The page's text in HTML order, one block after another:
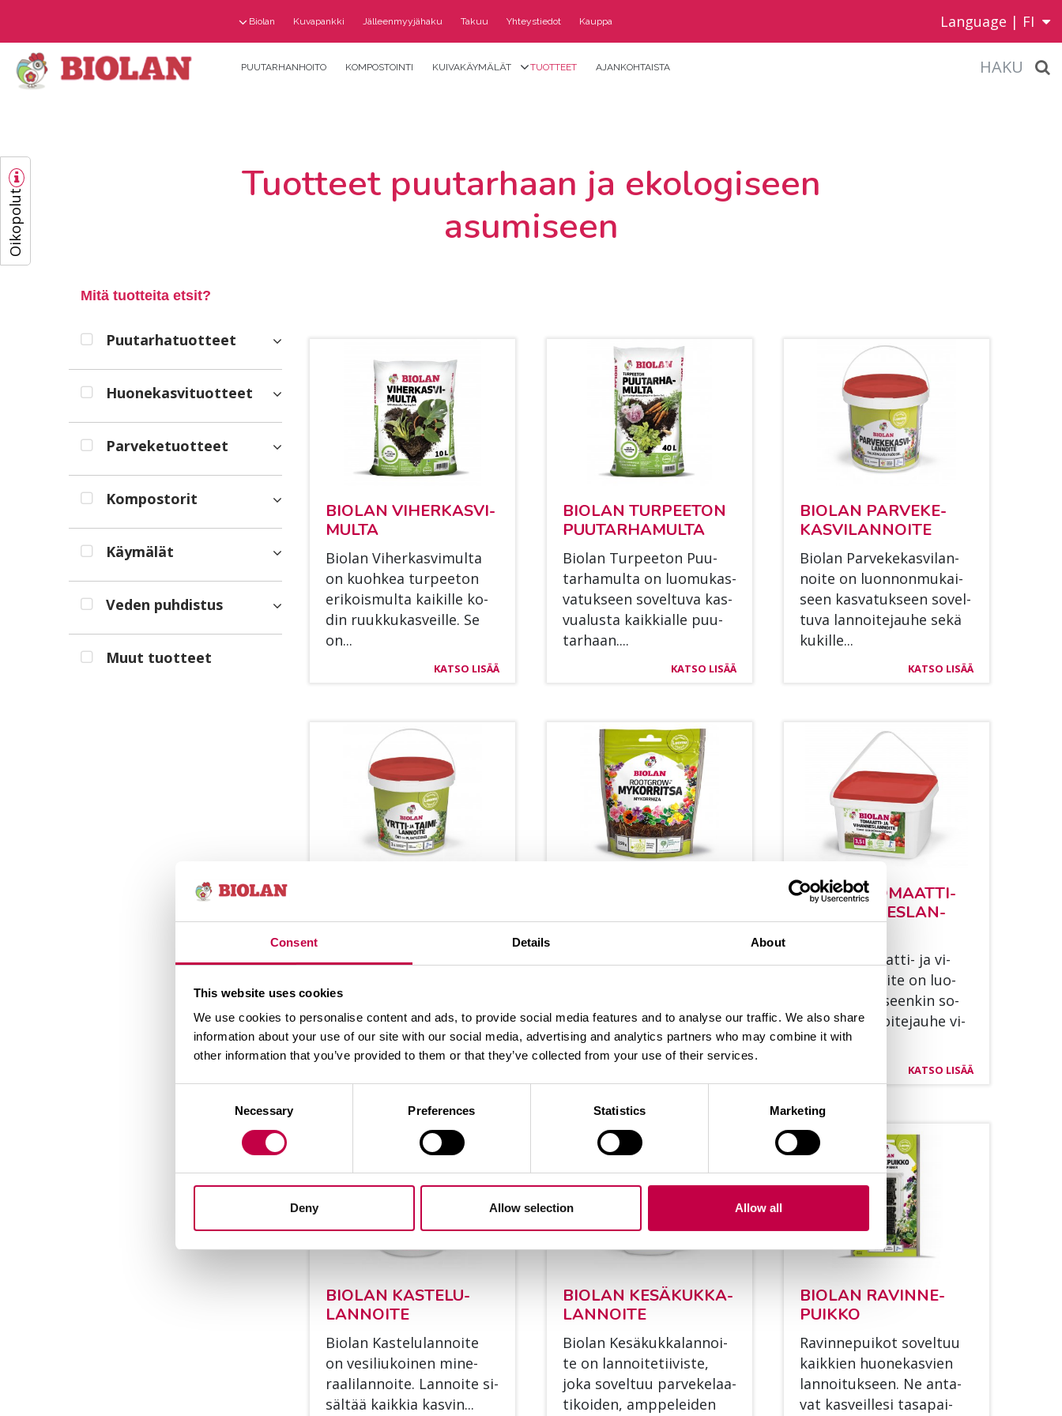
Consent Details About
This website uses cookies
We use cookies to personalise content and ads, to provide social media features and to analyse our traffic. We also share
information about your use of our site with our social media, advertising and analytics partners who may combine it with
other information that you’ve provided to them or that they’ve collected from your use of their services.
Necessary Preferences Statistics Marketing
Deny Allow selection Allow all
Oikopolut
Biolan Kuvapankki Jälleenmyyjähaku Takuu Yhteystiedot Kauppa Language | FI
PUUTARHANHOITO KOMPOSTOINTI KUIVAKÄYMÄLÄT TUOTTEET AJANKOHTAISTA HAKU
Tuotteet puutarhaan ja ekologiseen
asumiseen
Mitä tuotteita etsit?
Puutarhatuotteet
Huonekasvituotteet
Parveketuotteet
Kompostorit
Käymälät
Veden puhdistus
Muut tuotteet
BIO­LAN VI­HER­KAS­VI­
MUL­TA
Bio­lan Vi­her­kas­vi­mul­ta
on kuoh­kea tur­pee­ton
eri­kois­mul­ta kai­kil­le ko­
din ruuk­ku­kas­veil­le. Se
on...
KATSO LISÄÄ
BIO­LAN TUR­PEE­TON
PUU­TAR­HA­MUL­TA
Bio­lan Tur­pee­ton Puu­
tar­ha­mul­ta on luo­mu­kas­
va­tuk­seen so­vel­tu­va kas­
vua­lus­ta kaik­kial­le puu­
tar­haan....
KATSO LISÄÄ
BIO­LAN PAR­VE­KE­
KAS­VI­LAN­NOI­TE
Bio­lan Par­ve­ke­kas­vi­lan­
noi­te on luon­non­mu­kai­
seen kas­va­tuk­seen so­vel­
tu­va lan­noi­te­jau­he sekä
ku­kil­le...
KATSO LISÄÄ
noi­te on jau­he­mai­nen
teil­le ja tai­mil­le. Se...
kor­rit­sa on my­kor­rits­a­
BIO­LAN TO­MAAT­TI-
JA VI­HAN­NES­LAN­
Bio­lan To­maat­ti- ja vi­
han­nes­lan­noi­te on luo­
mu­kas­va­tuk­seen­kin so­
vel­tu­va lan­noi­te­jau­he vi­
han­nes­ten,...
KATSO LISÄÄ
BIO­LAN KAS­TE­LU­
LAN­NOI­TE
Bio­lan Kas­te­lu­lan­noi­te
on ve­si­liu­koi­nen mi­ne­
raa­li­lan­noi­te. Lan­noi­te si­
säl­tää kaik­kia kas­vin...
BIO­LAN KE­SÄ­KUK­KA­
LAN­NOI­TE
Bio­lan Ke­sä­kuk­ka­lan­noi­
te on lan­noi­te­tii­vis­te,
joka so­vel­tuu par­ve­ke­laa­
ti­koi­den, amp­pe­lei­den
BIO­LAN RA­VIN­NE­
PUIK­KO
Ra­vin­ne­pui­kot so­vel­tuu
kaik­kien huo­ne­kas­vien
lan­noi­tuk­seen. Ne an­ta­
vat kas­veil­le­si ta­sa­pai­